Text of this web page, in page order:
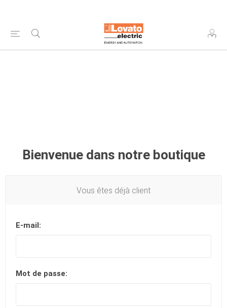
Bienvenue dans notre boutique
Vous êtes déjà client
E-mail:
Mot de passe: